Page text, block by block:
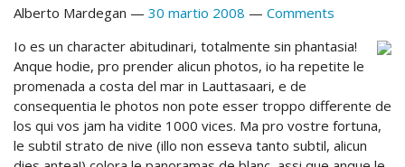
Alberto Mardegan 30 martio 2008
Comments
Io es un character abitudinari, totalmente sin phantasia!
Anque hodie, pro prender alicun photos, io ha repetite le
promenada a costa del mar in Lauttasaari, e de
consequentia le photos non pote esser troppo differente de
los qui vos jam ha vidite 1000 vices. Ma pro vostre fortuna,
le subtil strato de nive (illo non esseva tanto subtil, alicun